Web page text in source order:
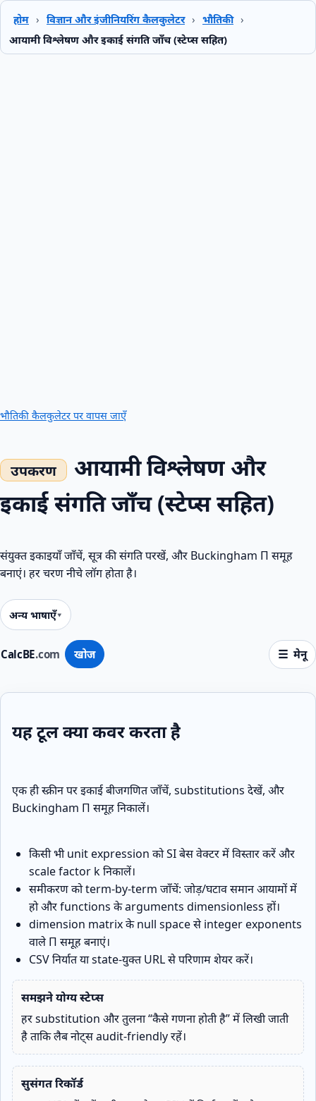
होम › विज्ञान और इंजीनियरिंग कैलकुलेटर › भौतिकी ›
आयामी विश्लेषण और इकाई संगति जाँच (स्टेप्स सहित)
CalcBE.com खोज मेनू
भौतिकी कैलकुलेटर पर वापस जाएँ
आयामी विश्लेषण और
इकाई संगति जाँच (स्टेप्स सहित)
संयुक्त इकाइयाँ जाँचें, सूत्र की संगति परखें, और Buckingham Π समूह
बनाएं। हर चरण नीचे लॉग होता है।
अन्य भाषाएँ
यह टूल क्या कवर करता है
एक ही स्क्रीन पर इकाई बीजगणित जाँचें, substitutions देखें, और
Buckingham Π समूह निकालें।
किसी भी unit expression को SI बेस वेक्टर में विस्तार करें और
scale factor k निकालें।
समीकरण को term‑by‑term जाँचें: जोड़/घटाव समान आयामों में
हो और functions के arguments dimensionless हों।
dimension matrix के null space से integer exponents
वाले Π समूह बनाएं।
CSV निर्यात या state‑युक्त URL से परिणाम शेयर करें।
समझने योग्य स्टेप्स
हर substitution और तुलना “कैसे गणना होती है” में लिखी जाती
है ताकि लैब नोट्स audit-friendly रहें।
सुसंगत रिकॉर्ड